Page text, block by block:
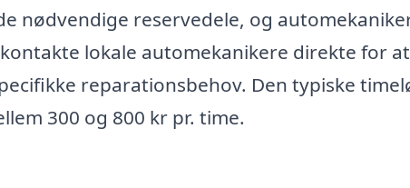
nødvendige reservedele, og
lokale automekanikere direkte for
reparationsbehov. Den typiske
300 og 800 kr pr. time.